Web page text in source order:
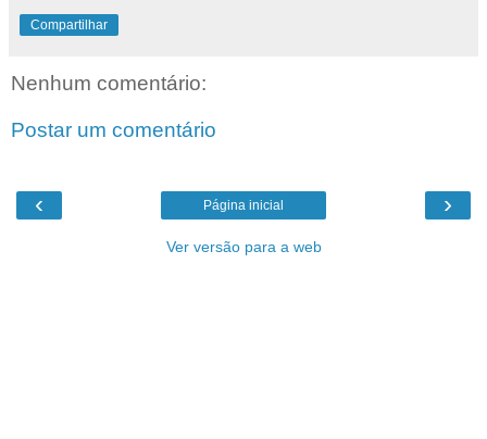
Compartilhar
Nenhum comentário:
Postar um comentário
‹ ›
Página inicial
Ver versão para a web